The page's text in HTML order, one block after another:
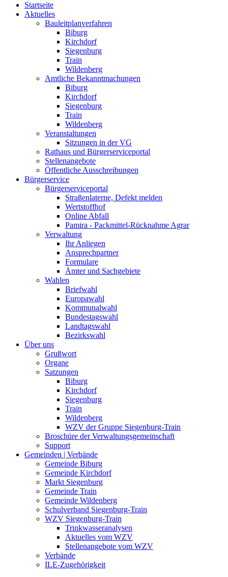
Startseite
Aktuelles
Bauleitplanverfahren
Biburg
Kirchdorf
Siegenburg
Train
Wildenberg
Amtliche Bekanntmachungen
Biburg
Kirchdorf
Siegenburg
Train
Wildenberg
Veranstaltungen
Sitzungen in der VG
Rathaus und Bürgerserviceportal
Stellenangebote
Öffentliche Ausschreibungen
Bürgerservice
Bürgerserviceportal
Straßenlaterne, Defekt melden
Wertstoffhof
Online Abfall
Pamira - Packmittel-Rücknahme Agrar
Verwaltung
Ihr Anliegen
Ansprechpartner
Formulare
Ämter und Sachgebiete
Wahlen
Briefwahl
Europawahl
Kommunalwahl
Bundestagswahl
Landtagswahl
Bezirkswahl
Über uns
Grußwort
Organe
Satzungen
Biburg
Kirchdorf
Siegenburg
Train
Wildenberg
WZV der Gruppe Siegenburg-Train
Broschüre der Verwaltungsgemeinschaft
Support
Gemeinden | Verbände
Gemeinde Biburg
Gemeinde Kirchdorf
Markt Siegenburg
Gemeinde Train
Gemeinde Wildenberg
Schulverband Siegenburg-Train
WZV Siegenburg-Train
Trinkwasseranalysen
Aktuelles vom WZV
Stellenangebote vom WZV
Verbände
ILE-Zugehörigkeit